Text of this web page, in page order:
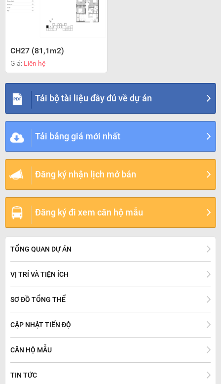
CH27 (81,1m2)
Giá: Liên hệ
Tải bộ tài liệu đầy đủ về dự án
Tải bảng giá mới nhất
Đăng ký nhận lịch mở bán
Đăng ký đi xem căn hộ mẫu
TỔNG QUAN DỰ ÁN
VỊ TRÍ VÀ TIỆN ÍCH
SƠ ĐỒ TỔNG THỂ
CẬP NHẬT TIẾN ĐỘ
CĂN HỘ MẪU
TIN TỨC